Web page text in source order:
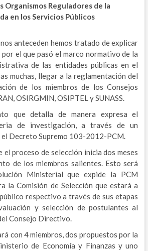
Organismos Reguladores de la
en los Servicios Públicos
anteceden hemos tratado de explicar
el que pasó el marco normativo de la
de las entidades públicas en el
muchas, llegar a la reglamentación del
de los miembros de los Consejos
OSIRGMIN, OSIPTEL y SUNASS.
que detalla de manera expresa el
de investigación, a través de un
el Decreto Supremo 103-2012-PCM.
el proceso de selección inicia dos meses
de los miembros salientes. Esto será
Ministerial que expide la PCM
la Comisión de Selección que estará a
respectivo a través de sus etapas
y selección de postulantes al
Consejo Directivo.
con 4 miembros, dos propuestos por la
de Economía y Finanzas y uno